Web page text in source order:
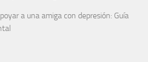
a una amiga con depresión: Guía